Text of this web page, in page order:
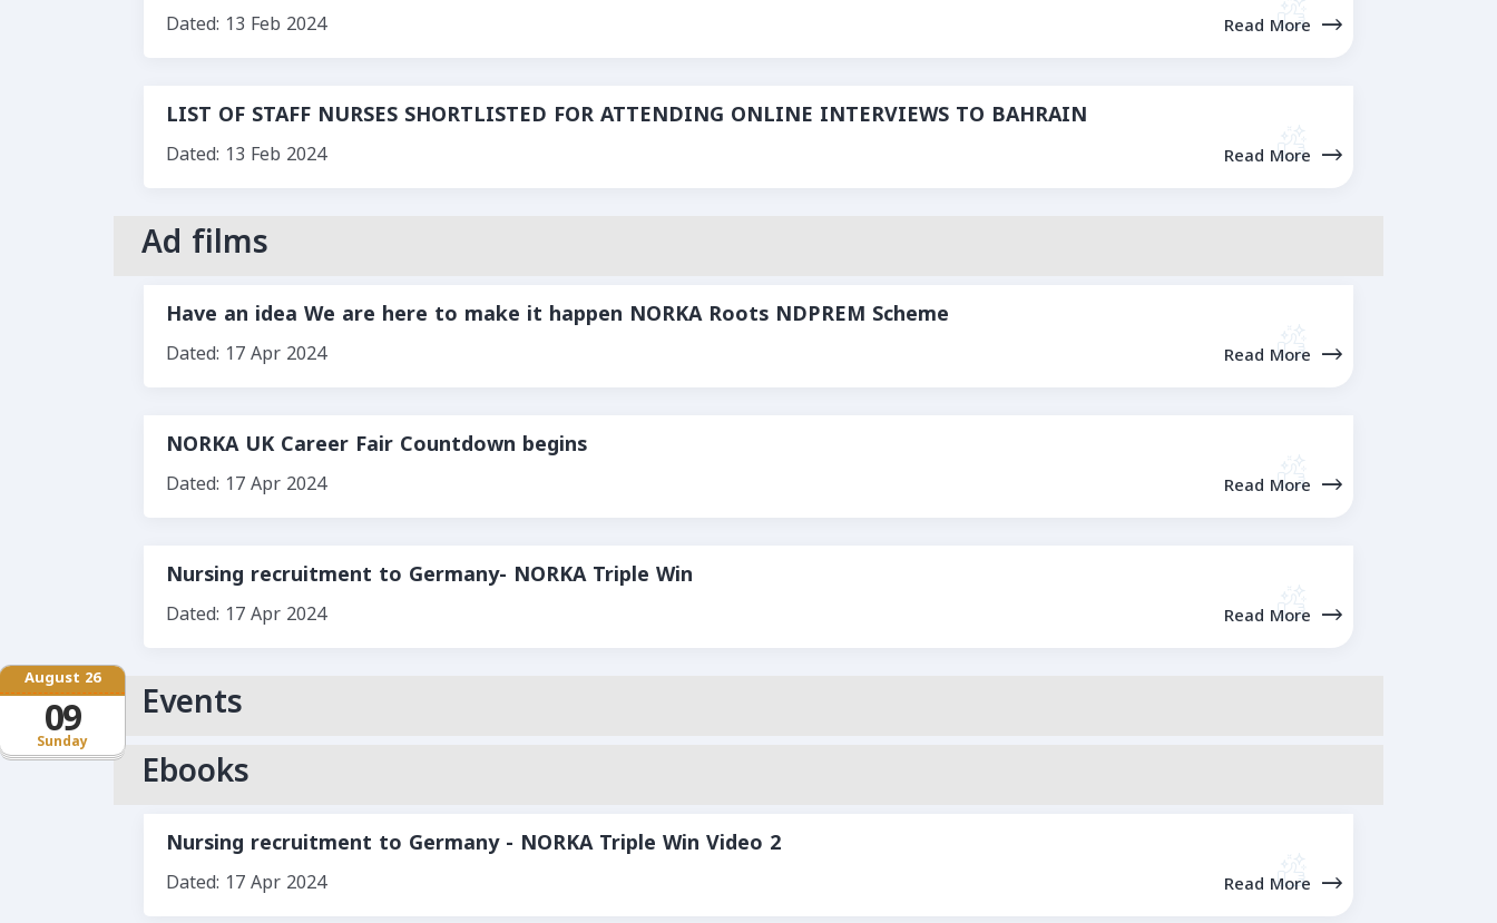
Sunday
August 26
09
Dated: 13 Feb 2024 Read More
LIST OF STAFF NURSES SHORTLISTED FOR ATTENDING ONLINE INTERVIEWS TO BAHRAIN
Dated: 13 Feb 2024 Read More
Ad films
Have an idea We are here to make it happen NORKA Roots NDPREM Scheme
Dated: 17 Apr 2024 Read More
NORKA UK Career Fair Countdown begins
Dated: 17 Apr 2024 Read More
Nursing recruitment to Germany- NORKA Triple Win
Dated: 17 Apr 2024 Read More
Events
Ebooks
Nursing recruitment to Germany - NORKA Triple Win Video 2
Dated: 17 Apr 2024 Read More